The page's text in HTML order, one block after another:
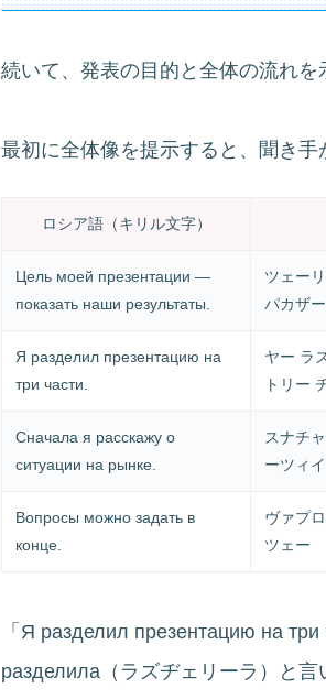
続いて、発表の目的と全体の流れを
最初に全体像を提示すると、聞き手
ロシア語（キリル文字）
Цель моей презентации —
показать наши результаты.
ツェー
パカザ
Я разделил презентацию на
три части.
ヤー ラ
トリー
Сначала я расскажу о
ситуации на рынке.
スナチ
ーツィ
Вопросы можно задать в
конце.
ヴァプ
ツェー
「Я разделил презентацию на
разделила（ラズヂェリーラ）と言